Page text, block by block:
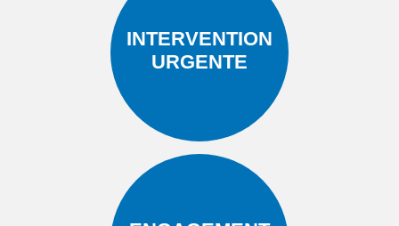
INTERVENTION
URGENTE